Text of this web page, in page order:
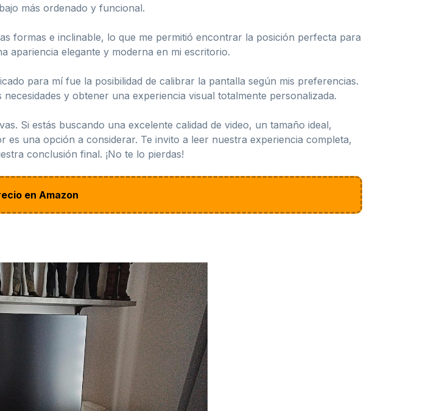
más ordenado y funcional.
formas e inclinable, lo que me permitió encontrar la posición perfecta para
apariencia elegante y moderna en mi escritorio.
para mí fue la posibilidad de calibrar la pantalla según mis preferencias.
y obtener una experiencia visual totalmente personalizada.
Si estás buscando una excelente calidad de video, un tamaño ideal,
una opción a considerar. Te invito a leer nuestra experiencia completa,
conclusión final. ¡No te lo pierdas!
en Amazon